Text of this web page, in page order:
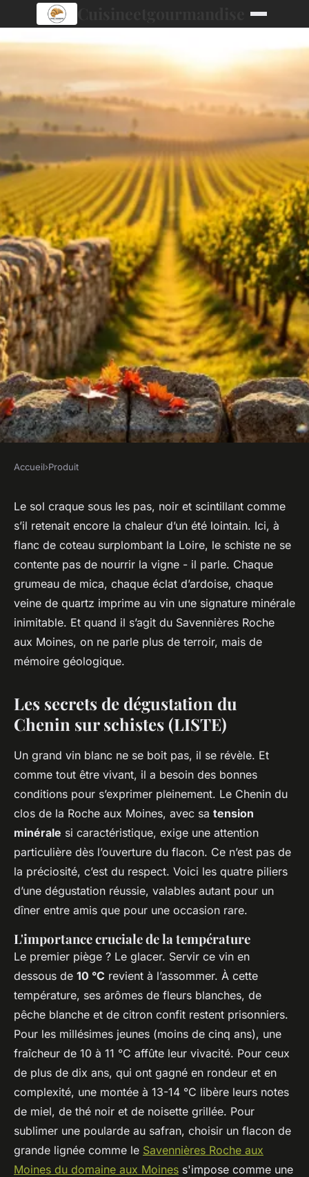
Guide ultime pour exceller
avec le savennières roche aux
moines en 2026
Amable•01/07/2026 07:24•9 min de lecture
Accueil›Produit
Le sol craque sous les pas, noir et scintillant comme
s’il retenait encore la chaleur d’un été lointain. Ici, à
flanc de coteau surplombant la Loire, le schiste ne se
contente pas de nourrir la vigne - il parle. Chaque
grumeau de mica, chaque éclat d’ardoise, chaque
veine de quartz imprime au vin une signature minérale
inimitable. Et quand il s’agit du Savennières Roche
aux Moines, on ne parle plus de terroir, mais de
mémoire géologique.
Les secrets de dégustation du
Chenin sur schistes (LISTE)
Un grand vin blanc ne se boit pas, il se révèle. Et
comme tout être vivant, il a besoin des bonnes
conditions pour s’exprimer pleinement. Le Chenin du
clos de la Roche aux Moines, avec sa tension
minérale si caractéristique, exige une attention
particulière dès l’ouverture du flacon. Ce n’est pas de
la préciosité, c’est du respect. Voici les quatre piliers
d’une dégustation réussie, valables autant pour un
dîner entre amis que pour une occasion rare.
L'importance cruciale de la température
Le premier piège ? Le glacer. Servir ce vin en
dessous de 10 °C revient à l’assommer. À cette
température, ses arômes de fleurs blanches, de
pêche blanche et de citron confit restent prisonniers.
Pour les millésimes jeunes (moins de cinq ans), une
fraîcheur de 10 à 11 °C affûte leur vivacité. Pour ceux
de plus de dix ans, qui ont gagné en rondeur et en
complexité, une montée à 13-14 °C libère leurs notes
de miel, de thé noir et de noisette grillée. Pour
sublimer une poularde au safran, choisir un flacon de
grande lignée comme le Savennières Roche aux
Moines du domaine aux Moines s'impose comme une